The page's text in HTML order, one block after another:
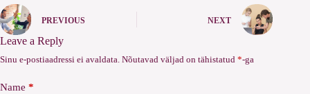
PREVIOUS NEXT
Leave a Reply
Sinu e-postiaadressi ei avaldata. Nõutavad väljad on tähistatud *-ga
Name *